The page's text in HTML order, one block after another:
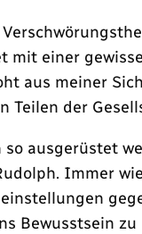
einer
aus meiner
Teilen der
ausgerüstet
Immer
Bewusstsein